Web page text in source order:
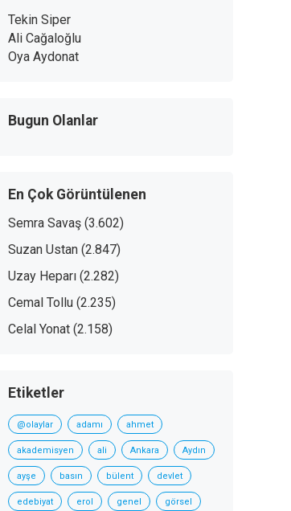
Tekin Siper
Ali Cağaloğlu
Oya Aydonat
Bugun Olanlar
En Çok Görüntülenen
Semra Savaş (3.602)
Suzan Ustan (2.847)
Uzay Heparı (2.282)
Cemal Tollu (2.235)
Celal Yonat (2.158)
Etiketler
@olaylar adamı ahmet
akademisyen ali Ankara Aydın
ayşe basın bülent devlet
edebiyat erol genel görsel